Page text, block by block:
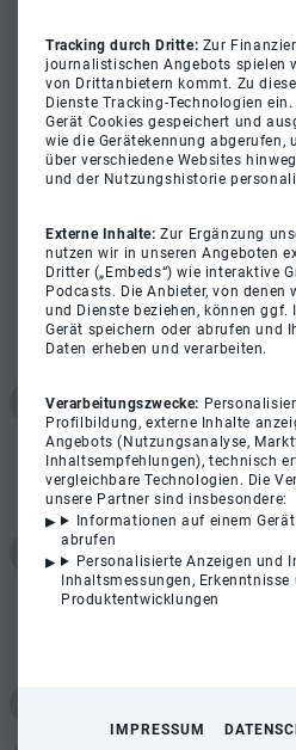
Tracking durch Dritte: Zur
journalistischen Angebots spielen
von Drittanbietern kommt. Zu
Dienste Tracking-Technologien
Gerät Cookies gespeichert und
wie die Gerätekennung abgerufen,
über verschiedene Websites
und der Nutzungshistorie
Externe Inhalte:Zur Ergänzung
nutzen wir in unseren Angeboten
Dritter („Embeds“) wie interaktive
Podcasts. Die Anbieter, von denen
und Dienste beziehen, können
Gerät speichern oder abrufen und
Daten erheben und verarbeiten.
Verarbeitungszwecke:
Profilbildung, externe Inhalte
Angebots (Nutzungsanalyse,
Inhaltsempfehlungen), technisch
vergleichbare Technologien. Die
unsere Partner sind insbesondere:
Informationen auf einem
abrufen
Personalisierte Anzeigen und
Inhaltsmessungen,
Produktentwicklungen
IMPRESSUM